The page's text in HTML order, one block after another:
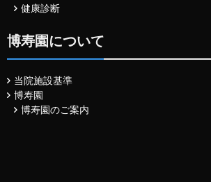
健康診断
博寿園について
当院施設基準
博寿園
博寿園のご案内